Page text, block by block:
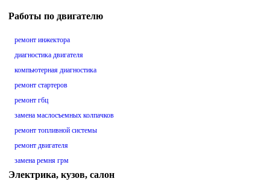
Работы по двигателю
ремонт инжектора
диагностика двигателя
компьютерная диагностика
ремонт стартеров
ремонт гбц
замена маслосъемных колпачков
ремонт топливной системы
ремонт двигателя
замена ремня грм
Электрика, кузов, салон